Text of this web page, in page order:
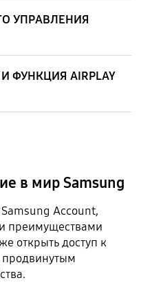
УПРАВЛЕНИЯ
ФУНКЦИЯ AIRPLAY
в мир Samsung
Account,
преимуществами
открыть доступ к